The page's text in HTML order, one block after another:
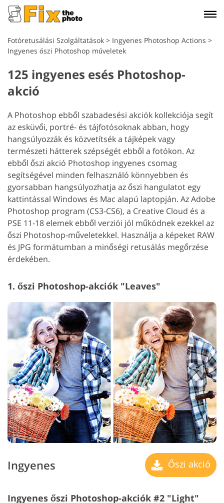
Fotóretusálási Szolgáltatások > Ingyenes Photoshop Actions >
Ingyenes őszi Photoshop műveletek
125 ingyenes esés Photoshop-
akció
A Photoshop ebből szabadesési akciók kollekciója segít
az esküvői, portré- és tájfotósoknak abban, hogy
hangsúlyozzák és közvetítsék a tájképek vagy
természeti hátterek szépségét ebből a fotókon. Az
ebből őszi akció Photoshop ingyenes csomag
segítségével minden felhasználó könnyebben és
gyorsabban hangsúlyozhatja az őszi hangulatot egy
kattintással Windows és Mac alapú laptopján. Az Adobe
Photoshop program (CS3-CS6), a Creative Cloud és a
PSE 11-18 elemek ebből verziói jól működnek ezekkel az
őszi Photoshop-műveletekkel. Használja a képeket RAW
és JPG formátumban a minőségi retusálás megőrzése
érdekében.
1. őszi Photoshop-akciók "Leaves"
Ingyenes Őszi akció
Ingyenes őszi Photoshop-akciók #2 "Light"